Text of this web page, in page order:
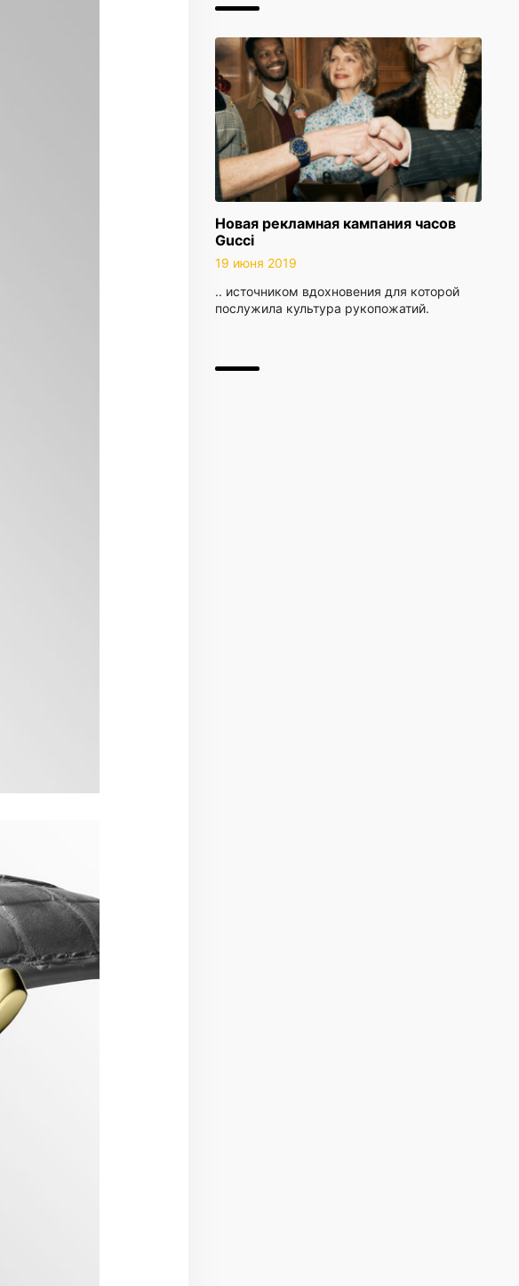
Новая рекламная кампания часов
Gucci
19 июня 2019
.. источником вдохновения для которой
послужила культура рукопожатий.